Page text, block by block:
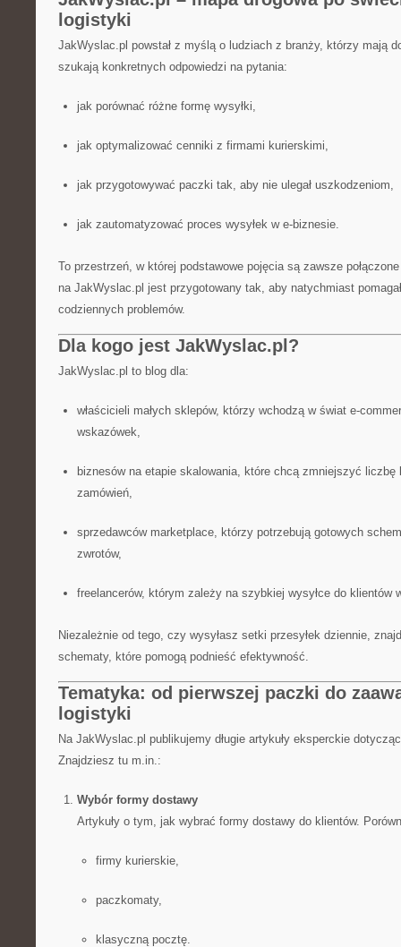
logistyki
JakWyslac.pl powstał z myślą o ludziach z branży, którzy mają
szukają konkretnych odpowiedzi na pytania:
jak porównać różne formę wysyłki,
jak optymalizować cenniki z firmami kurierskimi,
jak przygotowywać paczki tak, aby nie ulegał uszkodzeniom,
jak zautomatyzować proces wysyłek w e-biznesie.
To przestrzeń, w której podstawowe pojęcia są zawsze
na JakWyslac.pl jest przygotowany tak, aby natychmiast
codziennych problemów.
Dla kogo jest JakWyslac.pl?
JakWyslac.pl to blog dla:
właścicieli małych sklepów, którzy wchodzą w świat e-
wskazówek,
biznesów na etapie skalowania, które chcą zmniejszyć liczbę
zamówień,
sprzedawców marketplace, którzy potrzebują gotowych
zwrotów,
freelancerów, którym zależy na szybkiej wysyłce do klientów
Niezależnie od tego, czy wysyłasz setki przesyłek dziennie,
schematy, które pomogą podnieść efektywność.
Tematyka: od pierwszej paczki do
logistyki
Na JakWyslac.pl publikujemy długie artykuły eksperckie
Znajdziesz tu m.in.:
Wybór formy dostawy
Artykuły o tym, jak wybrać formy dostawy do klientów.
firmy kurierskie,
paczkomaty,
klasyczną pocztę.